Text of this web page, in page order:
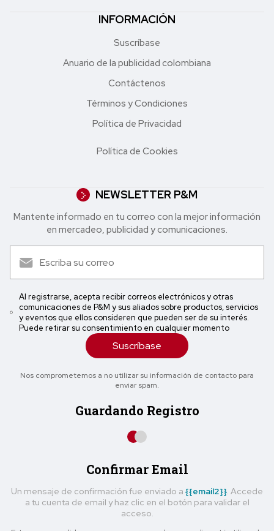
INFORMACIÓN
Suscríbase
Anuario de la publicidad colombiana
Contáctenos
Términos y Condiciones
Política de Privacidad
Política de Cookies
NEWSLETTER P&M
Mantente informado en tu correo con la mejor in formación
en mercadeo, publicidad y comunicaciones.
Al registrarse, acepta recibir correos electrónicos y otras
comunicaciones de P&M y sus aliados sobre productos, servicios
y eventos que ellos consideren que pueden ser de su interés.
Puede retirar su consentimiento en cualquier momento
Suscríbase
Nos comprometemos a no utilizar su información de contacto para
enviar spam.
Guardando Registro
Confirmar Email
Un mensaje de confirmación fue enviado a {{email2}}. Accede
a tu cuenta de email y haz clic en el botón para validar el
acceso.